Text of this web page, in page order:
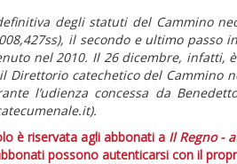
degli statuti del Cammino
il secondo e ultimo passo
nel 2010. Il 26 dicembre, infatti,
catechetico del Cammino
l’udienza concessa da
è riservata agli abbonati a Il Regno -
possono autenticarsi con il